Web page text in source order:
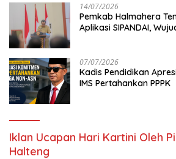
14/07/2026
Pemkab Halmahera
Aplikasi SIPANDAI,
07/07/2026
Kadis Pendidikan
IMS Pertahankan PPPK
Iklan Ucapan Hari Kartini Oleh
Halteng